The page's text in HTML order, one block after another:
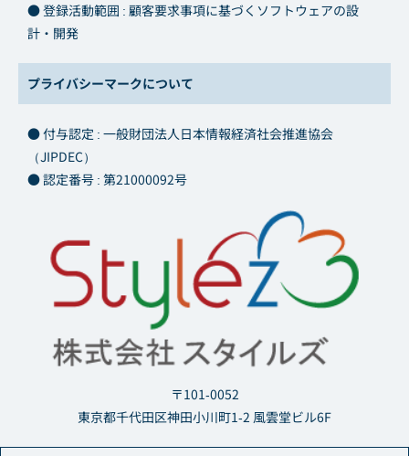
〒101-0052
東京都千代田区神田小川町1-2 風雲堂ビル6F
● 登録活動範囲 : 顧客要求事項に基づくソフトウェアの設
計・開発
プライバシーマークについて
● 付与認定 : 一般財団法人日本情報経済社会推進協会
（JIPDEC）
● 認定番号 : 第21000092号